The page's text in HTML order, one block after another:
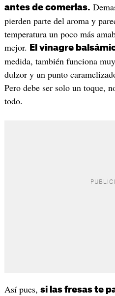
antes de comerlas.
pierden parte del aroma y
temperatura un poco más
mejor.
El vinagre
medida, también funciona
dulzor y un punto
Pero debe ser solo un toque,
todo.
Así pues, si las fresas te